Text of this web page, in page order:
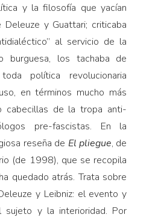
y la filosofía que yacían
y Guattari; criticaba
al servicio de la
burguesa, los tachaba de
política revolucionaria
en términos mucho más
cabecillas de la tropa anti-
pre-fascistas. En la
reseña de El pliegue, de
(de 1998), que se recopila
quedado atrás. Trata sobre
y Leibniz: el evento y
sujeto y la interioridad. Por